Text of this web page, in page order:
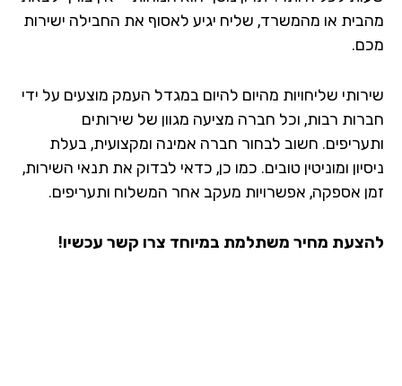
או מהמשרד, שליח יגיע לאסוף את החבילה ישירות
שליחויות מהיום להיום במגדל העמק מוצעים על ידי
רבות, וכל חברה מציעה מגוון של שירותים
חשוב לבחור חברה אמינה ומקצועית, בעלת
ומוניטין טובים. כמו כן, כדאי לבדוק את תנאי השירות,
אספקה, אפשרויות מעקב אחר המשלוח ותעריפים.
מחיר משתלמת במיוחד צרו קשר עכשיו!